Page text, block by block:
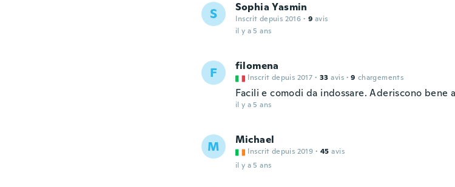
S Sophia Yasmin
Inscrit depuis 2016 · 9 avis
il y a 5 ans
F filomena
Inscrit depuis 2017 · 33 avis · 9 chargements
Facili e comodi da indossare. Aderiscono bene
il y a 5 ans
M Michael
Inscrit depuis 2019 · 45 avis
il y a 5 ans